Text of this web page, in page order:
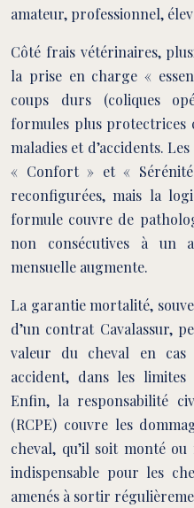
amateur, professionnel,
Côté frais vétérinaires,
la prise en charge «
coups durs (coliques
formules plus
maladies et d’accidents.
« Confort » et «
reconfigurées, mais la
formule couvre de
non consécutives à un
mensuelle augmente.
La garantie mortalité,
d’un contrat Cavalassur,
valeur du cheval en
accident, dans les limites
Enfin, la responsabilité
(RCPE) couvre les
cheval, qu’il soit monté
indispensable pour les
amenés à sortir